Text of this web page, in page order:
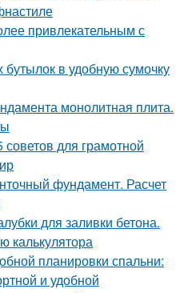
привлекательным с
в удобную сумочку
монолитная плита.
для грамотной
фундамент. Расчет
для заливки бетона.
калькулятора
планировки спальни:
и удобной